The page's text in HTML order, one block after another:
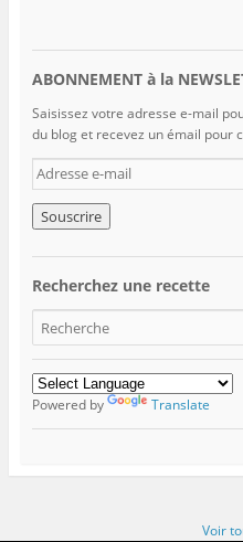
ABONNEMENT à la
Saisissez votre adresse e-mail
du blog et recevez un émail pour
A
d
r
e
s
e
e
m
a
i
Recherchez une recette
Powered by Translate
Voir